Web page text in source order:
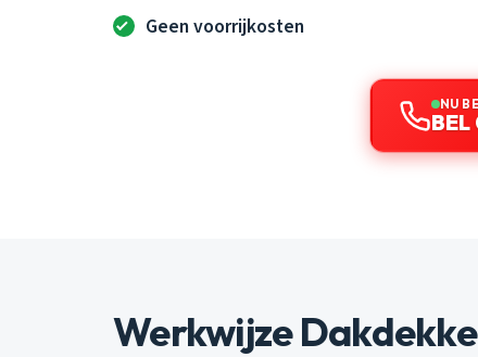
Geen voorrijkosten
NU
Werkwijze